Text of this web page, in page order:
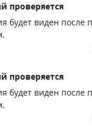
проверяется
будет виден после
проверяется
будет виден после